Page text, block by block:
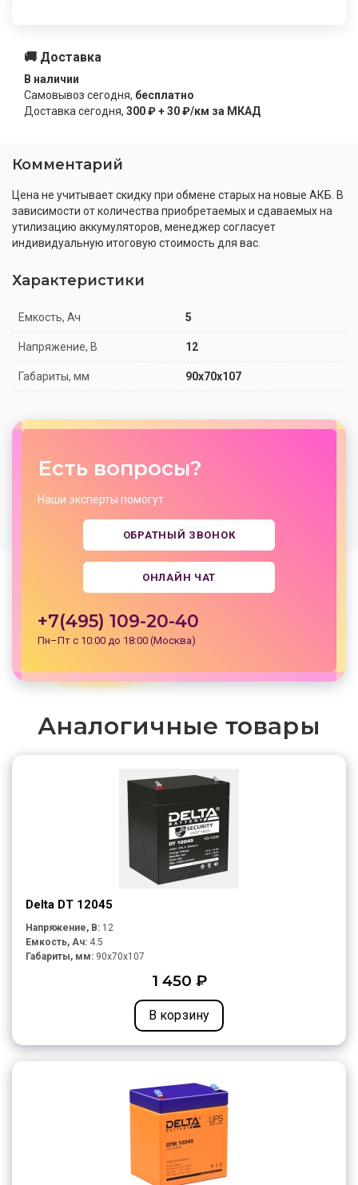
🚚 Доставка
В наличии
Самовывоз сегодня, бесплатно
Доставкасегодня, 300 ₽ + 30 ₽/км за МКАД
Характеристики
Емкость, Ач 5
Напряжение, В 12
Габариты, мм 90x70x107
Комментарий
Цена не учитывает скидку при обмене старых на новые АКБ. В
зависимости от количества приобретаемых и сдаваемых на
утилизацию аккумуляторов, менеджер согласует
индивидуальную итоговую стоимость для вас.
Есть вопросы?
Наши эксперты помогут
ОБРАТНЫЙ ЗВОНОК
ОНЛАЙН ЧАТ
+7(495) 109-20-40
Пн–Пт с 10:00 до 18:00 (Москва)
Аналогичные товары
Delta DT 12045
Напряжение, В: 12
Емкость, Ач: 4.5
Габариты, мм: 90x70x107
1 450 ₽
В корзину